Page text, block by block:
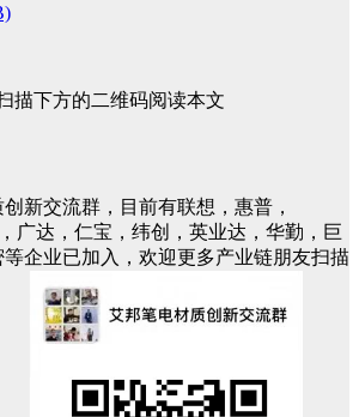
描下方的二维码阅读本文
新交流群，目前有联想，惠普，
广达，仁宝，纬创，英业达，华勤，巨
企业已加入，欢迎更多产业链朋友扫描